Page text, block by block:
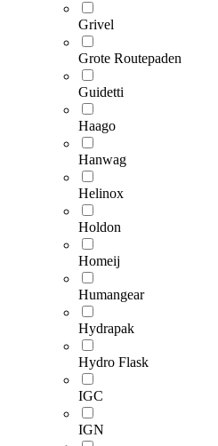
Grivel
Grote Routepaden
Guidetti
Haago
Hanwag
Helinox
Holdon
Homeij
Humangear
Hydrapak
Hydro Flask
IGC
IGN